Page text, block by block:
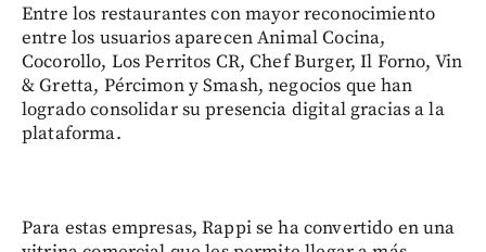
Entre los restaurantes con mayor reconocimiento
entre los usuarios aparecen Animal Cocina,
Cocorollo, Los Perritos CR, Chef Burger, Il Forno, Vin
& Gretta, Pércimon y Smash, negocios que han
logrado consolidar su presencia digital gracias a la
plataforma.
Para estas empresas, Rappi se ha convertido en una